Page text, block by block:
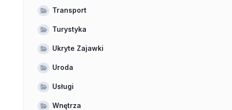
Transport
Turystyka
Ukryte Zajawki
Uroda
Usługi
Wnętrza